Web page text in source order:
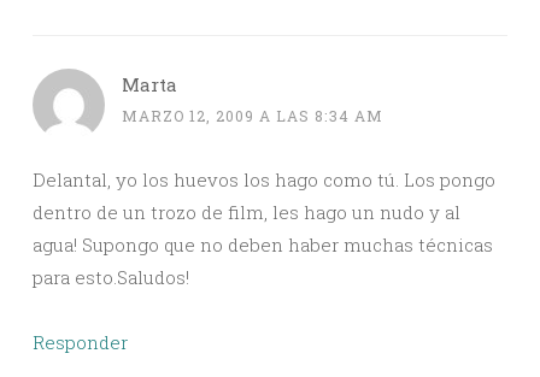
Marta
MARZO 12, 2009 A LAS 8:34 AM
Delantal, yo los huevos los hago como tú. Los pongo
dentro de un trozo de film, les hago un nudo y al
agua! Supongo que no deben haber muchas técnicas
para esto.Saludos!
Responder